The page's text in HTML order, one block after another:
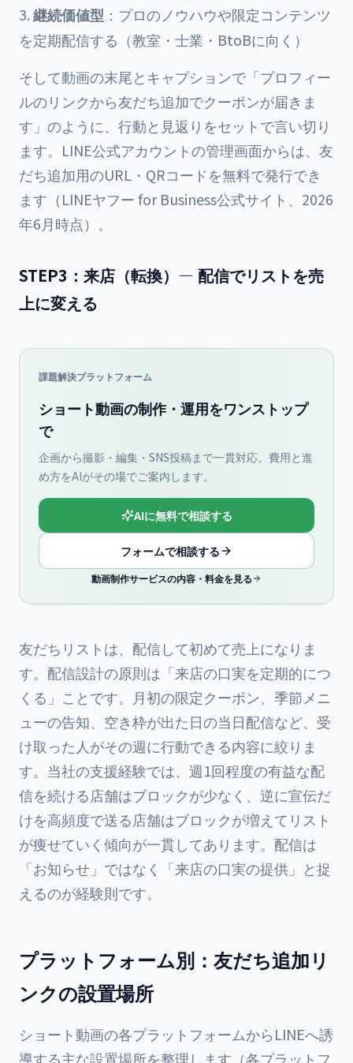
継続価値型 ：プロのノウハウや限定コンテンツ
を定期配信する（教室・士業・BtoBに向く）
そして動画の末尾とキャプションで「プロフィー
ルのリンクから友だち追加でクーポンが届きま
す」のように、行動と見返りをセットで言い切り
ます。LINE公式アカウントの管理画面からは、友
だち追加用のURL・QRコードを無料で発行でき
ます（LINEヤフー for Business公式サイト、2026
年6月時点）。
STEP3：来店（転換）— 配信でリストを売
上に変える
課題解決プラットフォーム
ショート動画の制作・運用をワンストップ
で
企画から撮影・編集・SNS投稿まで一貫対応。費用と進
め方をAIがその場でご案内します。
AIに無料で相談する
フォームで相談する
動画制作サービスの内容・料金を見る
友だちリストは、配信して初めて売上になりま
す。配信設計の原則は「来店の口実を定期的につ
くる」ことです。月初の限定クーポン、季節メニ
ューの告知、空き枠が出た日の当日配信など、受
け取った人がその週に行動できる内容に絞りま
す。当社の支援経験では、週1回程度の有益な配
信を続ける店舗はブロックが少なく、逆に宣伝だ
けを高頻度で送る店舗はブロックが増えてリスト
が痩せていく傾向が一貫してあります。配信は
「お知らせ」ではなく「来店の口実の提供」と捉
えるのが経験則です。
プラットフォーム別：友だち追加リ
ンクの設置場所
ショート動画の各プラットフォームからLINEへ誘
導する主な設置場所を整理します（各プラットフ